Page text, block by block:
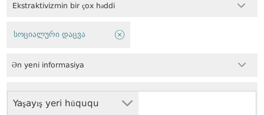
Ekstraktivizmin bir çox həddi
Yaşayış yeri hüququ
სოციალური დაცვა
Ən yeni informasiya